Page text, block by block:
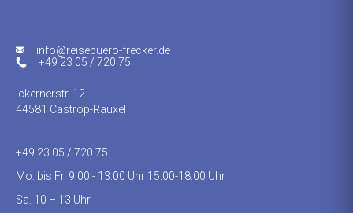
info@reisebuero-frecker.de
+49 23 05 / 720 75
Ickernerstr. 12
44581 Castrop-Rauxel
+49 23 05 / 720 75
Mo. bis Fr. 9:00 - 13:00 Uhr 15:00-18:00 Uhr
Sa. 10 – 13 Uhr